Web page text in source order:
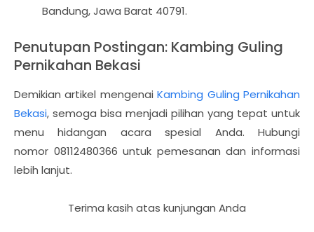
Bandung, Jawa Barat 40791.
Penutupan Postingan: Kambing Guling
Pernikahan Bekasi
Demikian artikel mengenaiKambing Guling Pernikahan
Bekasi, semoga bisa menjadi pilihan yang tepat untuk
menu hidangan acara spesial Anda. Hubungi
nomor 08112480366 untuk pemesanan dan informasi
lebih lanjut.
Terima kasih atas kunjungan Anda